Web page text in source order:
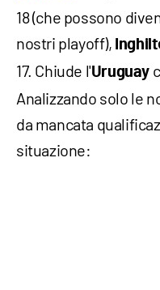
18 (che possono
nostri playoff),
17. Chiude l'Uruguay
Analizzando solo le
da mancata
situazione: